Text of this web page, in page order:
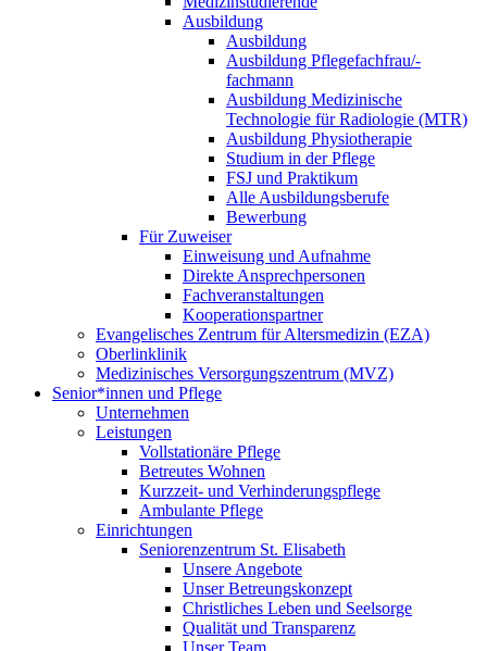
Ausbildung
Ausbildung
Ausbildung Pflegefachfrau/-
fachmann
Ausbildung Medizinische
Technologie für Radiologie (MTR)
Ausbildung Physiotherapie
Studium in der Pflege
FSJ und Praktikum
Alle Ausbildungsberufe
Bewerbung
Für Zuweiser
Einweisung und Aufnahme
Direkte Ansprechpersonen
Fachveranstaltungen
Kooperationspartner
Evangelisches Zentrum für Altersmedizin (EZA)
Oberlinklinik
Medizinisches Versorgungszentrum (MVZ)
Senior*innen und Pflege
Unternehmen
Leistungen
Vollstationäre Pflege
Betreutes Wohnen
Kurzzeit- und Verhinderungspflege
Ambulante Pflege
Einrichtungen
Seniorenzentrum St. Elisabeth
Unsere Angebote
Unser Betreungskonzept
Christliches Leben und Seelsorge
Qualität und Transparenz
Unser Team